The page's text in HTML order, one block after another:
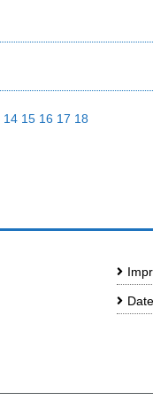
14 15 16 17 18